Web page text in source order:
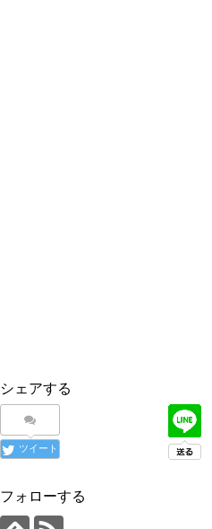
シェアする
ツイート
フォローする